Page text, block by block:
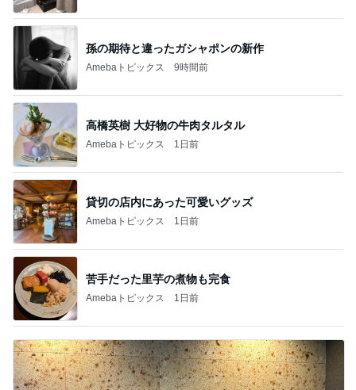
孫の期待と違ったガシャポンの新作
Amebaトピックス 9時間前
高橋英樹 大好物の牛肉タルタル
Amebaトピックス 1日前
貸切の店内にあった可愛いグッズ
Amebaトピックス 1日前
苦手だった里芋の煮物も完食
Amebaトピックス 1日前